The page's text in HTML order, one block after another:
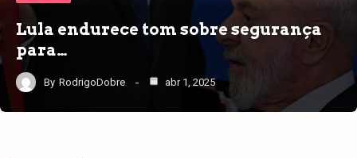
Lula endurece tom sobre segurança
para…
By RodrigoDobre abr 1, 2025